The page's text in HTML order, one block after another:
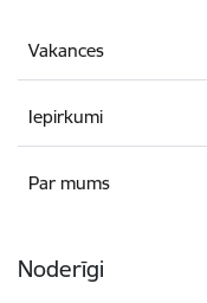
Vakances
Iepirkumi
Par mums
Noderīgi